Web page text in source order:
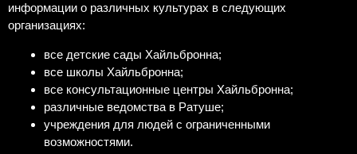
информации о различных культурах в следующих
организациях:
все детские сады Хайльбронна;
все школы Хайльбронна;
все консультационные центры Хайльбронна;
различные ведомства в Ратуше;
учреждения для людей с ограниченными
возможностями.